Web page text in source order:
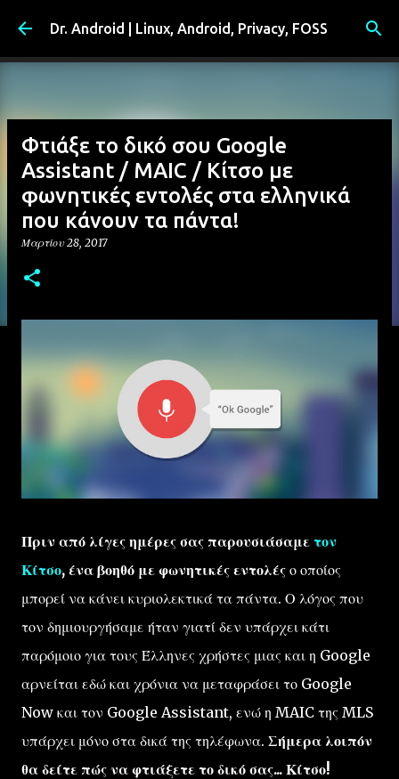
Μετάβαση στο κύριο περιεχόμενο
Dr. Android | Linux, Android, Privacy, FOSS
Φτιάξε το δικό σου Google
Assistant / MAIC / Κίτσο με
φωνητικές εντολές στα ελληνικά
που κάνουν τα πάντα!
Μαρτίου 28, 2017
Πριν από λίγες ημέρες σας παρουσιάσαμε τον
Κίτσο, ένα βοηθό με φωνητικές εντολές ο οποίος
μπορεί να κάνει κυριολεκτικά τα πάντα. Ο λόγος που
τον δημιουργήσαμε ήταν γιατί δεν υπάρχει κάτι
παρόμοιο για τους Έλληνες χρήστες μιας και η Google
αρνείται εδώ και χρόνια να μεταφράσει το Google
Now και τον Google Assistant, ενώ η MAIC της MLS
υπάρχει μόνο στα δικά της τηλέφωνα. Σήμερα λοιπόν
θα δείτε πώς να φτιάξετε το δικό σας... Κίτσο!